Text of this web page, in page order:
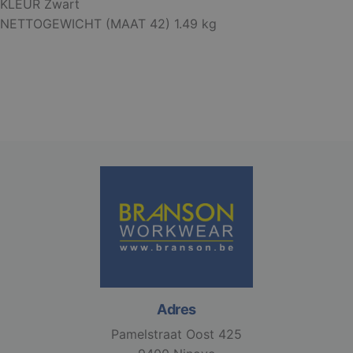
KLEUR Zwart
NETTOGEWICHT (MAAT 42) 1.49 kg
Adres
Pamelstraat Oost 425
geclassificeerd
gebruikersaanmelding en accountbeheer. De
website kan niet goed worden gebruikt zonder de
strikt noodzakelijke cookies.
Aanbieder /
django_language .branson